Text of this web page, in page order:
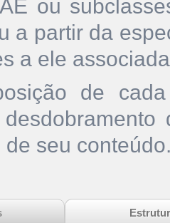
ou
a partir da
a ele
de
de seu